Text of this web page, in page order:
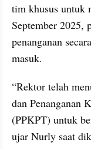
tim khusus untuk
September 2025,
penanganan
masuk.
“Rektor telah
dan Penanganan
(PPKPT) untuk
ujar Nurly saat